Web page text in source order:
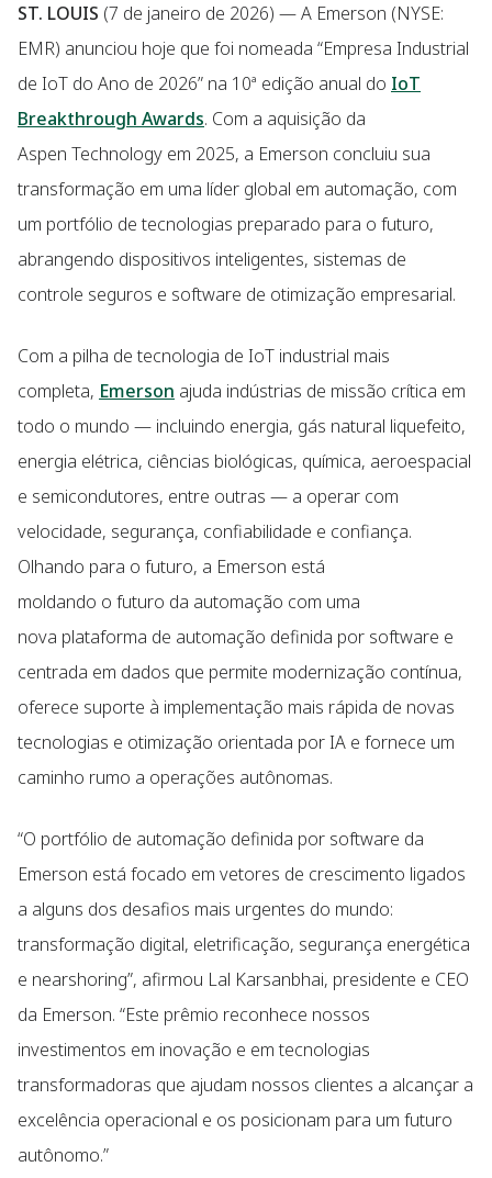
ST. LOUIS (7 de janeiro de 2026) — A Emerson (NYSE:
EMR) anunciou hoje que foi nomeada “Empresa Industrial
de IoT do Ano de 2026” na 10ª edição anual do IoT
Breakthrough Awards. Com a aquisição da
Aspen Technology em 2025, a Emerson concluiu sua
transformação em uma líder global em automação, com
um portfólio de tecnologias preparado para o futuro,
abrangendo dispositivos inteligentes, sistemas de
controle seguros e software de otimização empresarial.
Com a pilha de tecnologia de IoT industrial mais
completa, Emerson ajuda indústrias de missão crítica em
todo o mundo — incluindo energia, gás natural liquefeito,
energia elétrica, ciências biológicas, química, aeroespacial
e semicondutores, entre outras — a operar com
velocidade, segurança, confiabilidade e confiança.
Olhando para o futuro, a Emerson está
moldando o futuro da automação com uma
nova plataforma de automação definida por software e
centrada em dados que permite modernização contínua,
oferece suporte à implementação mais rápida de novas
tecnologias e otimização orientada por IA e fornece um
caminho rumo a operações autônomas.
“O portfólio de automação definida por software da
Emerson está focado em vetores de crescimento ligados
a alguns dos desafios mais urgentes do mundo:
transformação digital, eletrificação, segurança energética
e nearshoring”, afirmou Lal Karsanbhai, presidente e CEO
da Emerson. “Este prêmio reconhece nossos
investimentos em inovação e em tecnologias
transformadoras que ajudam nossos clientes a alcançar a
excelência operacional e os posicionam para um futuro
autônomo.”